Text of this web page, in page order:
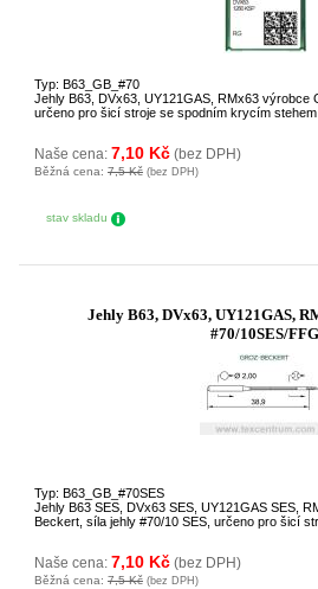
Typ: B63_GB_#70
Jehly B63, DVx63, UY121GAS, RMx63 výrobce
určeno pro šicí stroje se spodním krycím stehem
Naše cena: 7,10 Kč (bez DPH)
Běžná cena: 7,5 Kč (bez DPH)
stav skladu
Jehly B63, DVx63, UY121GAS,
#70/10SES/FFG
Typ: B63_GB_#70SES
Jehly B63 SES, DVx63 SES, UY121GAS SES,
Beckert, síla jehly #70/10 SES, určeno pro šicí
Naše cena: 7,10 Kč (bez DPH)
Běžná cena: 7,5 Kč (bez DPH)